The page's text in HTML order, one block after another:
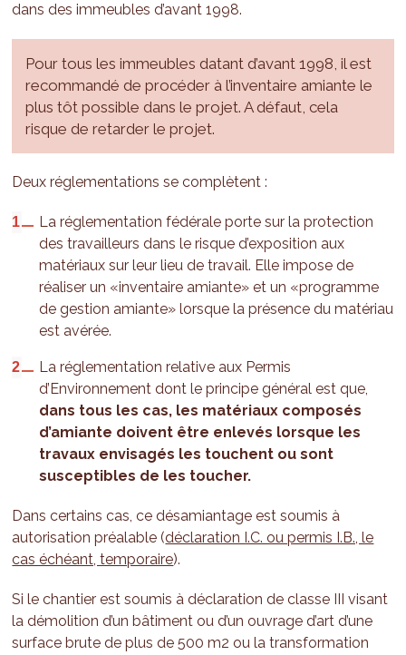
dans des immeubles d’avant 1998.
Pour tous les immeubles datant d’avant 1998, il est
recommandé de procéder à l’inventaire amiante le
plus tôt possible dans le projet. A défaut, cela
risque de retarder le projet.
Deux réglementations se complètent :
La réglementation fédérale porte sur la protection
des travailleurs dans le risque d’exposition aux
matériaux sur leur lieu de travail. Elle impose de
réaliser un «inventaire amiante» et un «programme
de gestion amiante» lorsque la présence du matériau
est avérée.
La réglementation relative aux Permis
d’Environnement dont le principe général est que,
dans tous les cas, les matériaux composés
d’amiante doivent être enlevés lorsque les
travaux envisagés les touchent ou sont
susceptibles de les toucher.
Dans certains cas, ce désamiantage est soumis à
autorisation préalable (déclaration I.C. ou permis I.B., le
cas échéant, temporaire).
Si le chantier est soumis à déclaration de classe III visant
la démolition d’un bâtiment ou d’un ouvrage d’art d’une
surface brute de plus de 500 m2 ou la transformation